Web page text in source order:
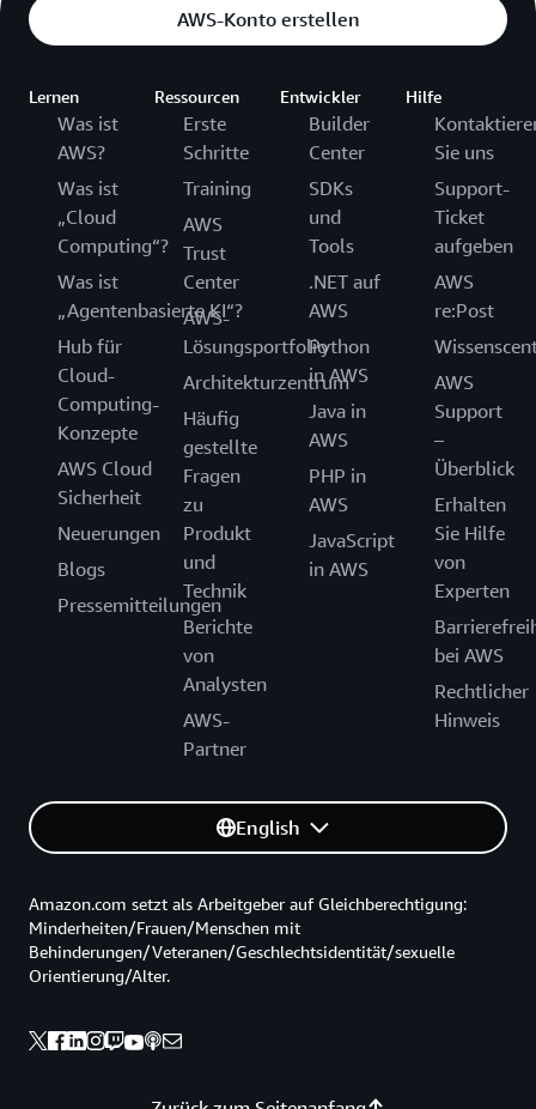
AWS-Konto erstellen
Lernen
Was ist
AWS?
Was ist
„Cloud
Computing“?
Was ist
„Agentenbasierte KI“?
Hub für
Cloud-
Computing-
Konzepte
AWS Cloud
Sicherheit
Neuerungen
Blogs
Pressemitteilungen
Ressourcen
Erste
Schritte
Training
AWS
Trust
Center
AWS-
Lösungsportfolio
Architekturzentrum
Häufig
gestellte
Fragen
zu
Produkt
und
Technik
Berichte
von
Analysten
AWS-
Partner
Entwickler
Builder
Center
SDKs
und
Tools
.NET auf
AWS
Python
in AWS
Java in
AWS
PHP in
AWS
JavaScript
in AWS
Hilfe
Sie uns
Support-
Ticket
aufgeben
AWS
re:Post
AWS
Support
–
Überblick
Erhalten
Sie Hilfe
von
Experten
bei AWS
Rechtlicher
Hinweis
English
Amazon.com setzt als Arbeitgeber auf Gleichberechtigung:
Minderheiten/Frauen/Menschen mit
Behinderungen/Veteranen/Geschlechtsidentität/sexuelle
Orientierung/Alter.